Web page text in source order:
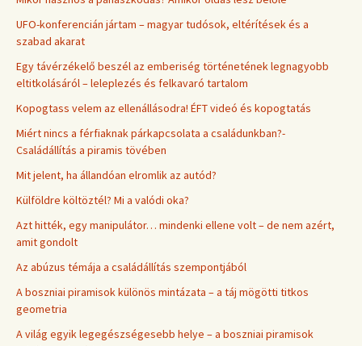
UFO-konferencián jártam – magyar tudósok, eltérítések és a
szabad akarat
Egy távérzékelő beszél az emberiség történetének legnagyobb
eltitkolásáról – leleplezés és felkavaró tartalom
Kopogtass velem az ellenállásodra! ÉFT videó és kopogtatás
Miért nincs a férfiaknak párkapcsolata a családunkban?-
Családállítás a piramis tövében
Mit jelent, ha állandóan elromlik az autód?
Külföldre költöztél? Mi a valódi oka?
Azt hitték, egy manipulátor… mindenki ellene volt – de nem azért,
amit gondolt
Az abúzus témája a családállítás szempontjából
A boszniai piramisok különös mintázata – a táj mögötti titkos
geometria
A világ egyik legegészségesebb helye – a boszniai piramisok